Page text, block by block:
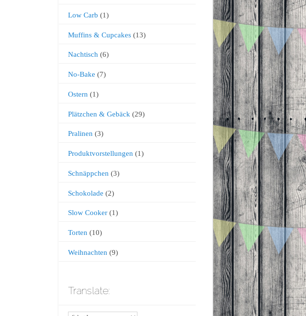
Low Carb (1)
Muffins & Cupcakes(13)
Nachtisch(6)
No-Bake (7)
Ostern (1)
Plätzchen & Gebäck (29)
Pralinen (3)
Produktvorstellungen (1)
Schnäppchen (3)
Schokolade (2)
Slow Cooker(1)
Torten (10)
Weihnachten (9)
Translate: